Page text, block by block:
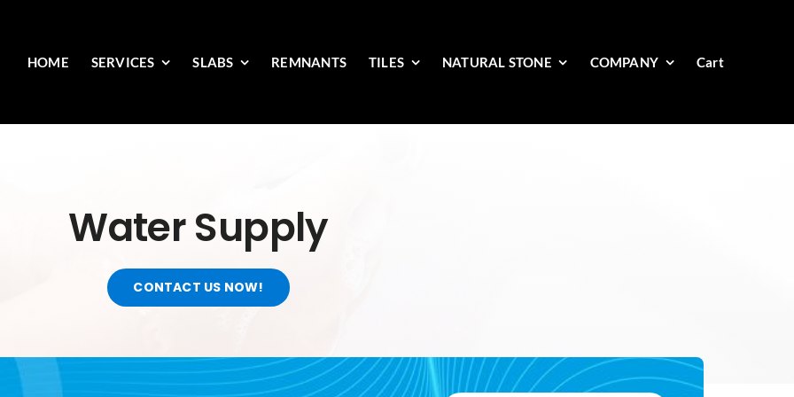
HOME SERVICES SLABS REMNANTS TILES NATURAL STONE COMPANY Cart
Water Supply
CONTACT US NOW!